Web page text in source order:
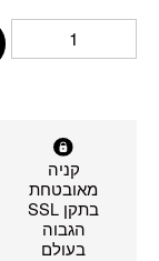
קניה
מאובטחת
בתקן SSL
הגבוה
בעולם